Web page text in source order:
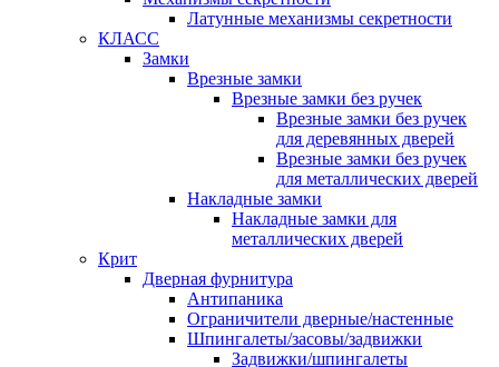
Латунные механизмы секретности
КЛАСС
Замки
Врезные замки
Врезные замки без ручек
Врезные замки без ручек
для деревянных дверей
Врезные замки без ручек
для металлических дверей
Накладные замки
Накладные замки для
металлических дверей
Крит
Дверная фурнитура
Антипаника
Ограничители дверные/настенные
Шпингалеты/засовы/задвижки
Задвижки/шпингалеты